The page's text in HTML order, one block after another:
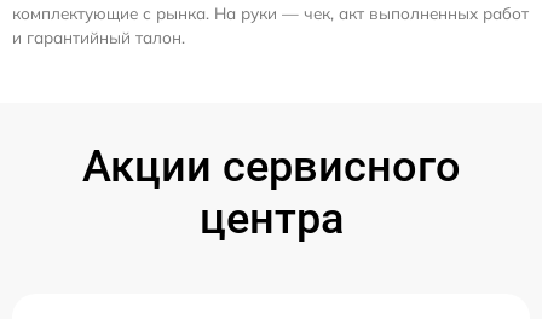
комплектующие с рынка. На руки — чек, акт выполненных работ
и гарантийный талон.
Акции сервисного
центра